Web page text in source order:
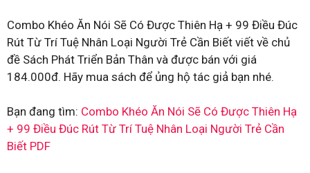
Combo Khéo Ăn Nói Sẽ Có Được Thiên Hạ + 99 Điều Đúc
Rút Từ Trí Tuệ Nhân Loại Người Trẻ Cần Biết viết về chủ
đề Sách Phát Triển Bản Thân và được bán với giá
184.000đ. Hãy mua sách để ủng hộ tác giả bạn nhé.
Bạn đang tìm: Combo Khéo Ăn Nói Sẽ Có Được Thiên Hạ
+ 99 Điều Đúc Rút Từ Trí Tuệ Nhân Loại Người Trẻ Cần
Biết PDF